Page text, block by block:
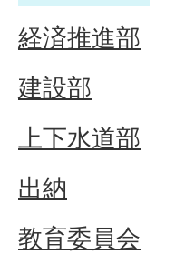
経済推進部
建設部
上下水道部
出納
教育委員会